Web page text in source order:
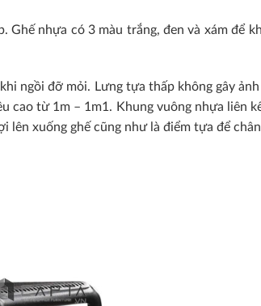
Ghế nhựa có 3 màu trắng, đen và xám để
ngồi đỡ mỏi. Lưng tựa thấp không gây
cao từ 1m – 1m1. Khung vuông nhựa liên
lên xuống ghế cũng như là điểm tựa để